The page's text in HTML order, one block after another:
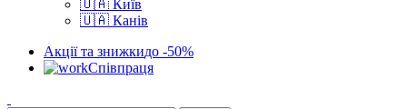
🇺🇦 Київ
🇺🇦 Канів
Акції та знижкидо -50%
Співпраця